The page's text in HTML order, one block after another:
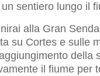
sentiero lungo il
alla Gran
su Cortes e sulle
della
il fiume per